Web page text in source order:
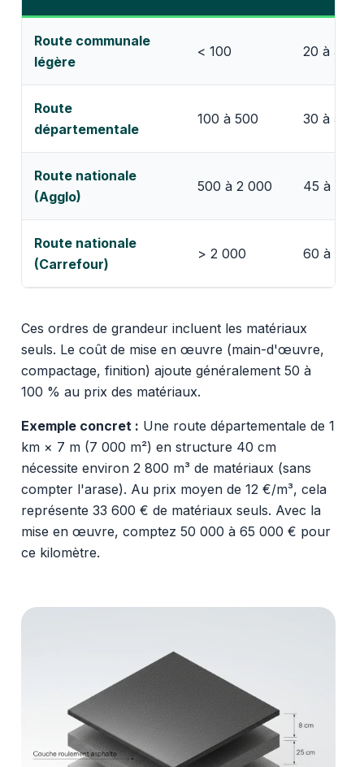
Route communale
légère
< 100 20 à 30
Route
départementale
100 à 500 30 à 50
Route nationale
(Agglo)
500 à 2 000 45 à 70
Route nationale
(Carrefour)
> 2 000 60 à 90
Ces ordres de grandeur incluent les matériaux
seuls. Le coût de mise en œuvre (main-d'œuvre,
compactage, finition) ajoute généralement 50 à
100 % au prix des matériaux.
Exemple concret : Une route départementale de 1
km × 7 m (7 000 m²) en structure 40 cm
nécessite environ 2 800 m³ de matériaux (sans
compter l'arase). Au prix moyen de 12 €/m³, cela
représente 33 600 € de matériaux seuls. Avec la
mise en œuvre, comptez 50 000 à 65 000 € pour
ce kilomètre.